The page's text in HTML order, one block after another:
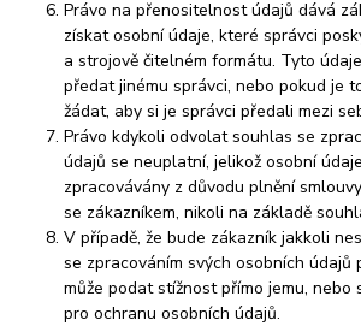
Právo na přenositelnost údajů dává
získat osobní údaje, které správci
a strojově čitelném formátu. Tyto
předat jinému správci, nebo pokud je
žádat, aby si je správci předali mezi
Právo kdykoli odvolat souhlas se
údajů se neuplatní, jelikož osobní
zpracovávány z důvodu plnění
se zákazníkem, nikoli na základě
V případě, že bude zákazník jakkoli
se zpracováním svých osobních údajů
může podat stížnost přímo jemu, nebo
pro ochranu osobních údajů.